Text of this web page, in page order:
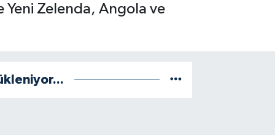
Yeni Zelenda, Angola ve